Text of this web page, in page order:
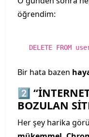
öğrendim:
DELETE FROM
Bir hata bazen
2️⃣
BOZULAN
Her şey harika